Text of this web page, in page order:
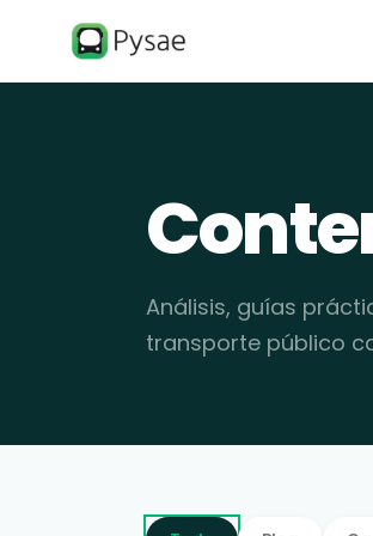
Análisis, guías
transporte público